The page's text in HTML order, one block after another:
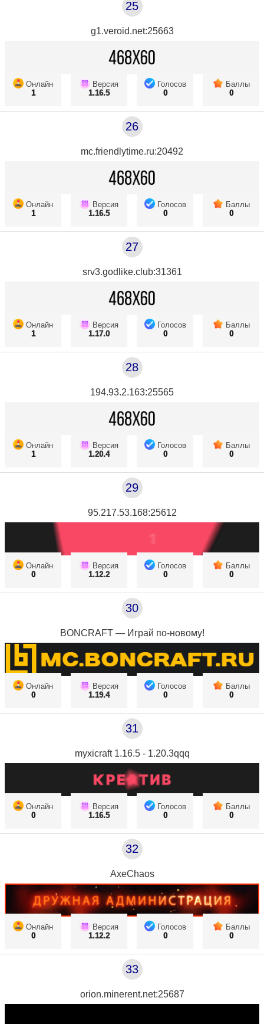
25
g1.veroid.net:25663
Онлайн
1
Версия
1.16.5
Голосов
0
Баллы
0
26
mc.friendlytime.ru:20492
Онлайн
1
Версия
1.16.5
Голосов
0
Баллы
0
27
srv3.godlike.club:31361
Онлайн
1
Версия
1.17.0
Голосов
0
Баллы
0
28
194.93.2.163:25565
Онлайн
1
Версия
1.20.4
Голосов
0
Баллы
0
29
95.217.53.168:25612
Онлайн
0
Версия
1.12.2
Голосов
0
Баллы
0
30
BONCRAFT — Играй по-новому!
Онлайн
0
Версия
1.19.4
Голосов
0
Баллы
0
31
myxicraft 1.16.5 - 1.20.3qqq
Онлайн
0
Версия
1.16.5
Голосов
0
Баллы
0
32
AxeChaos
Онлайн
0
Версия
1.12.2
Голосов
0
Баллы
0
33
orion.minerent.net:25687